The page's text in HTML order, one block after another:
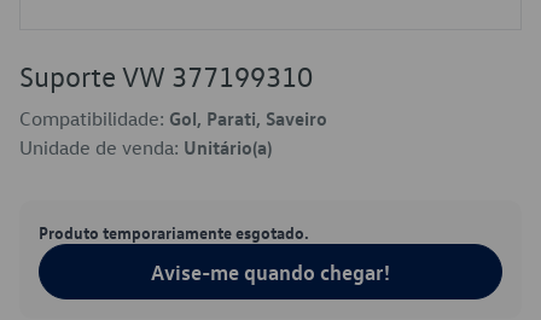
Suporte VW 377199310
Compatibilidade: Gol, Parati, Saveiro
Unidade de venda: Unitário(a)
Produto temporariamente esgotado.
Avise-me quando chegar!